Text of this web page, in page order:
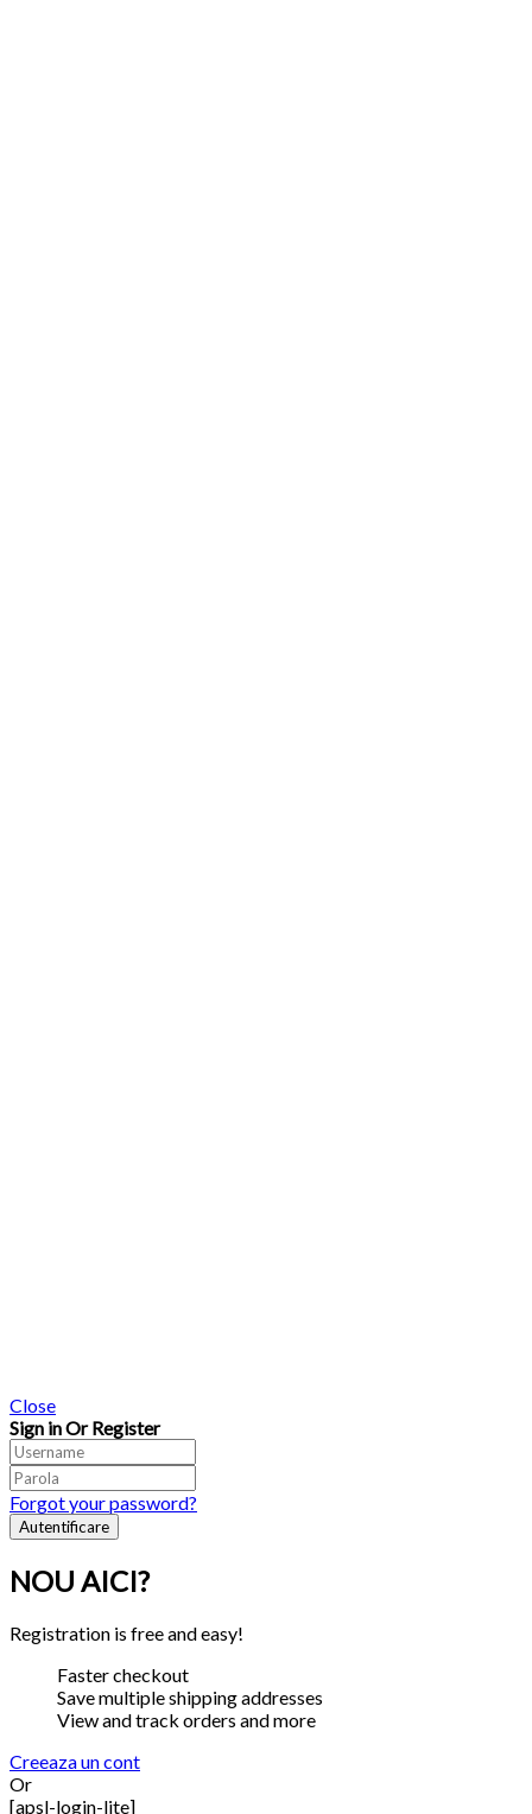
Close
Sign in Or Register
Forgot your password?
NOU AICI?
Registration is free and easy!
Faster checkout
Save multiple shipping addresses
View and track orders and more
Creeaza un cont
Or
[apsl-login-lite]